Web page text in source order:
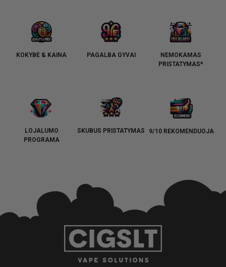
KOKYBĖ & KAINA PAGALBA GYVAI
NEMOKAMAS
PRISTATYMAS*
LOJALUMO
PROGRAMA
SKUBUS PRISTATYMAS 9/10 REKOMENDUOJA